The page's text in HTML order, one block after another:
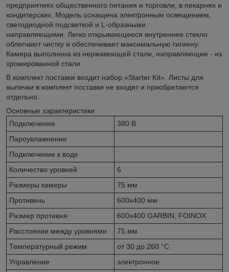
предприятиях общественного питания и торговли, в пекарнях и
кондитерских. Модель оснащена электронным освещением,
светодиодной подсветкой и L-образными
направляющими. Легко открывающееся внутреннее стекло
облегчают чистку и обеспечивает максимальную гигиену.
Камера выполнена из нержавеющей стали, направляющие - из
хромированной стали.
В комплект поставки входит набор «Starter Kit». Листы для
выпечки в комплект поставки не входят и приобретаются
отдельно.
Основные характеристики
Подключение
380 В
Пароувлажнение
Подключение к воде
Количество уровней
6
Размеры камеры
75 мм
Противень
600х400 мм
Размер противня
600х400 GARBIN, FOINOX
Расстояние между уровнями
75 мм
Температурный режим
от 30 до 260 °С
Управление
электронное